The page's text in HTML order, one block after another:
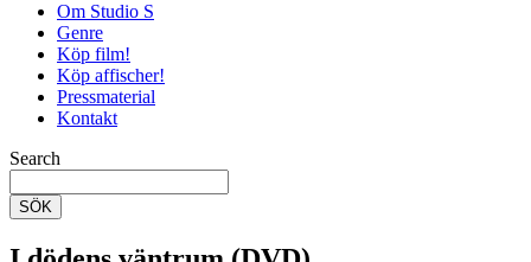
Om Studio S
Genre
Köp film!
Köp affischer!
Pressmaterial
Kontakt
Search
SÖK